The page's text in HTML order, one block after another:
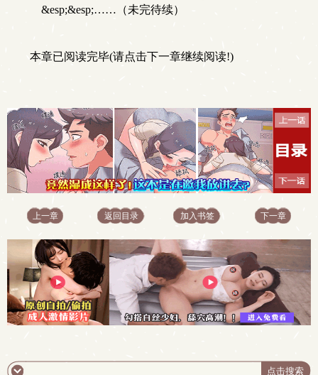
&esp;&esp;……（未完待续）
本章已阅读完毕(请点击下一章继续阅读!)
上一章 返回目录 加入书签 下一章